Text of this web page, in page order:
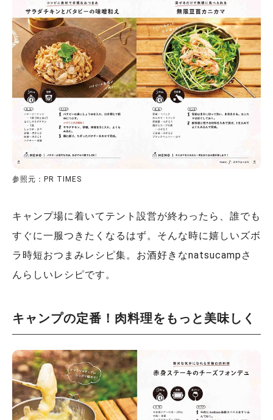
参照元：PR TIMES
キャンプ場に着いてテント設営が終わったら、誰でも
すぐに一服つきたくなるはず。そんな時に嬉しいズボ
ラ時短おつまみレシピ集。お酒好きなnatsucampさ
んらしいレシピです。
キャンプの定番！肉料理をもっと美味しく